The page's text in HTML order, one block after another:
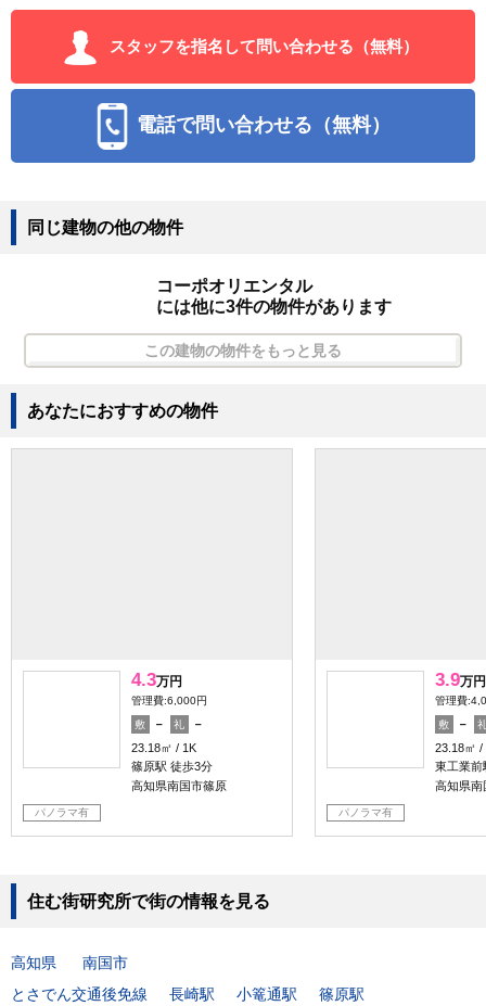
スタッフを指名して問い合わせる（無料）
電話で問い合わせる（無料）
同じ建物の他の物件
コーポオリエンタル
には他に3件の物件があります
この建物の物件をもっと見る
あなたにおすすめの物件
4.3万円
管理費:6,000円
敷 － 礼
－
23.18㎡
1K
篠原駅 徒歩3分
高知県南国市篠原
パノラマ有
3.9万円
管理費
敷 －
23.18㎡
東工業前
高知県南
パノラマ有
住む街研究所で街の情報を見る
高知県
南国市
とさでん交通後免線
長崎駅 小篭通駅 篠原駅